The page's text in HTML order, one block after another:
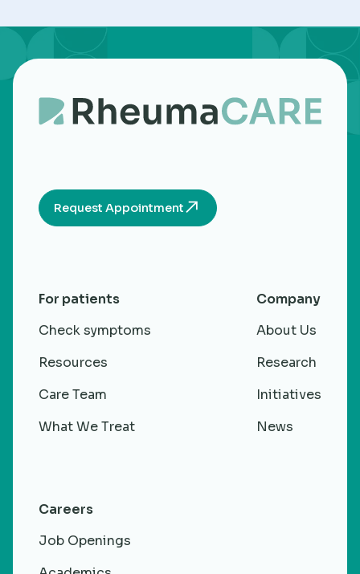
Request Appointment
For patients
Check symptoms
Resources
Care Team
What We Treat
Company
About Us
Research
Initiatives
News
Careers
Job Openings